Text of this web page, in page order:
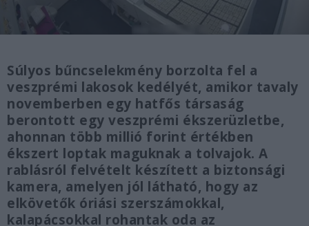
Súlyos bűncselekmény borzolta fel a
veszprémi lakosok kedélyét, amikor tavaly
novemberben egy hatfős társaság
berontott egy veszprémi ékszerüzletbe,
ahonnan több millió forint értékben
ékszert loptak maguknak a tolvajok. A
rablásról felvételt készített a biztonsági
kamera, amelyen jól látható, hogy az
elkövetők óriási szerszámokkal,
kalapácsokkal rohantak oda az